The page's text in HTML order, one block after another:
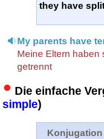
they have
My parents have
Meine Eltern haben
getrennt
Die einfache
simple)
Konjugation